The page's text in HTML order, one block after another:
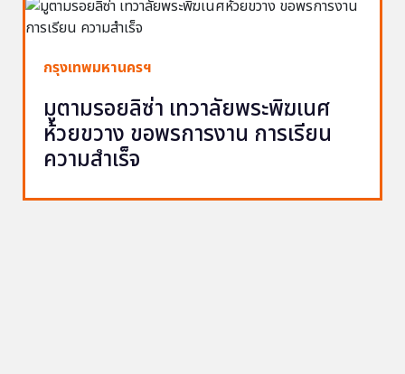
กรุงเทพมหานครฯ
มูตามรอยลิซ่า เทวาลัยพระพิฆเนศ
ห้วยขวาง ขอพรการงาน การเรียน
ความสำเร็จ